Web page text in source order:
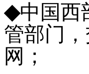
◆中国西
管部门
网；